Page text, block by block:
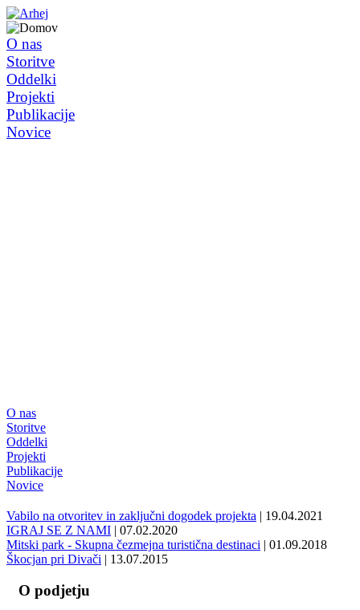
O nas
Storitve
Oddelki
Projekti
Publikacije
Novice
O nas
Storitve
Oddelki
Projekti
Publikacije
Novice
Vabilo na otvoritev in zaključni dogodek projekta | 19.04.2021
IGRAJ SE Z NAMI | 07.02.2020
Mitski park - Skupna čezmejna turistična destinaci | 01.09.2018
Škocjan pri Divači | 13.07.2015
O podjetju